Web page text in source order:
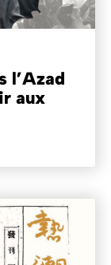
l’Azad
aux